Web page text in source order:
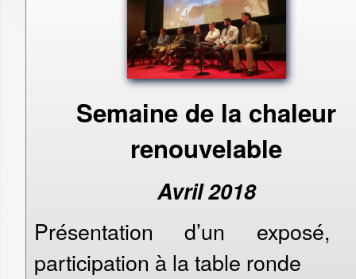
Semaine de la chaleur
renouvelable
Avril 2018
Présentation d’un exposé,
participation à la table ronde